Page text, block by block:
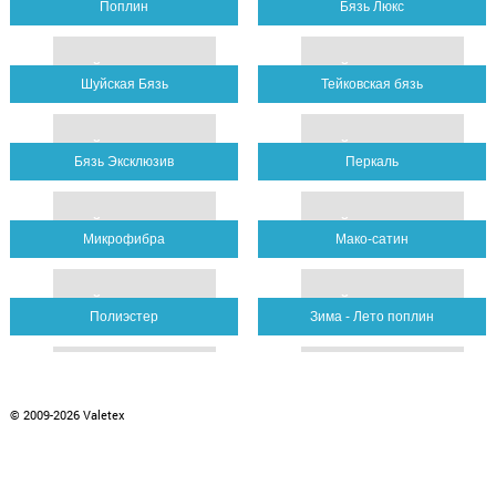
Поплин
зайти в раздел
Бязь Люкс
зайти в раздел
Шуйская Бязь
зайти в раздел
Тейковская бязь
зайти в раздел
Бязь Эксклюзив
зайти в раздел
Перкаль
зайти в раздел
Микрофибра
зайти в раздел
Мако-сатин
зайти в раздел
Полиэстер Зима - Лето поплин
© 2009-2026 Valetex